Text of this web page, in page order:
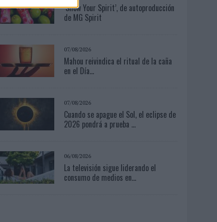
‘Show Your Spirit’, de autoproducción
de MG Spirit
07/08/2026
Mahou reivindica el ritual de la caña
en el Día...
07/08/2026
Cuando se apague el Sol, el eclipse de
2026 pondrá a prueba ...
06/08/2026
La televisión sigue liderando el
consumo de medios en...